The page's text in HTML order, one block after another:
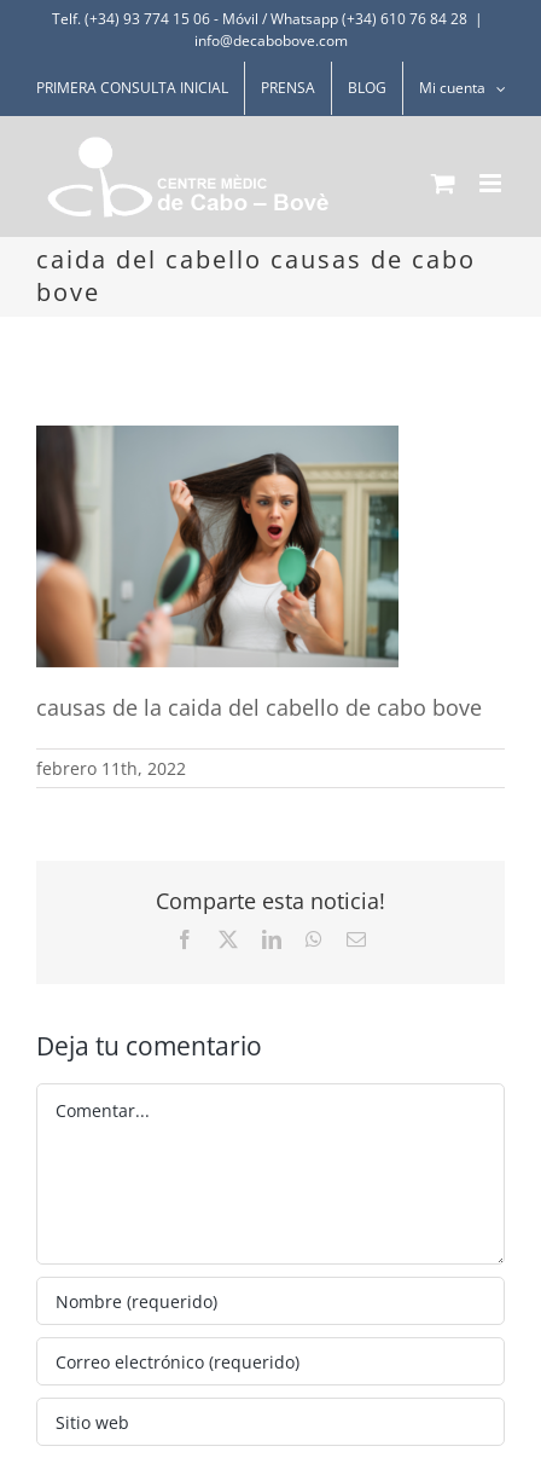
Saltar
contenido
Telf. (+34) 93 774 15 06- Móvil / Whatsapp (+34) 610 76 84 28 |
info@decabobove.com
PRIMERA CONSULTA INICIAL PRENSA BLOG Mi cuenta
caida del cabello causas de cabo
bove
causas de la caida del cabello de cabo bove
febrero 11th, 2022
Comparte esta noticia!
Facebook LinkedInWhatsApp
Correo
Deja tu comentario
Comentar